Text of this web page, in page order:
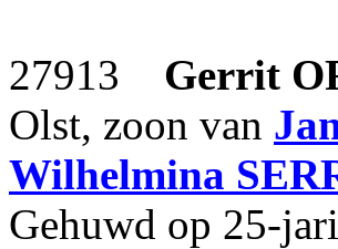
27913 Gerrit
Olst, zoon van
Wilhelmina
Gehuwd op 25-